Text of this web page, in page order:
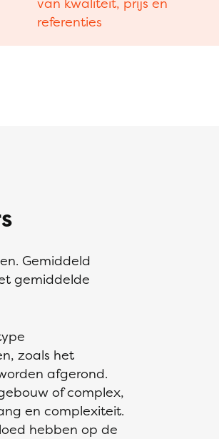
referenties
Gemiddeld
gemiddelde
zoals het
afgerond.
of complex,
en complexiteit.
hebben op de